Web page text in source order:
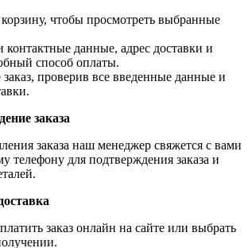
чтобы просмотреть выбранные
контактные данные, адрес доставки и
способ оплаты.
проверив все введенные данные и
заказа
заказа наш менеджер свяжется с вами
телефону для подтверждения заказа и
заказ онлайн на сайте или выбрать